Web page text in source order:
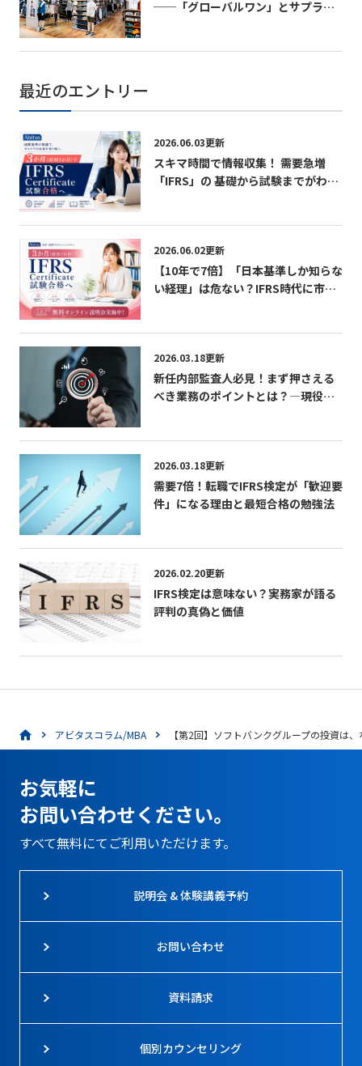
──「グローバルワン」とサプライ
最近のエントリー
2026.06.03更新
スキマ時間で情報収集！ 需要急増
「IFRS」の 基礎から試験までがわか
2026.06.02更新
【10年で7倍】「日本基準しか知らな
い経理」は危ない？IFRS時代に市場
2026.03.18更新
新任内部監査人必見！まず押さえる
べき業務のポイントとは？―現役内
2026.03.18更新
需要7倍！転職でIFRS検定が「歓迎要
件」になる理由と最短合格の勉強法
2026.02.20更新
IFRS検定は意味ない？実務家が語る
評判の真偽と価値
アビタスコラム/MBA 【第2回】ソフトバンクグループの投資
お気軽に
お問い合わせください。
すべて無料にてご利用いただけます。
説明会 & 体験講義予約
お問い合わせ
資料請求
個別カウンセリング